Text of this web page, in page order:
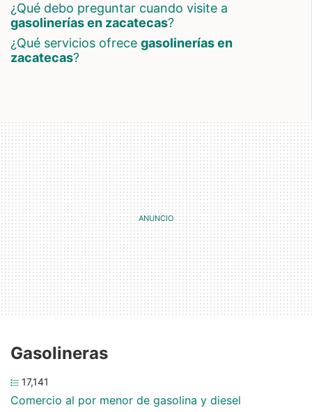
¿qué debo preguntar cuando visite a
gasolinerías en zacatecas?
¿qué servicios ofrece gasolinerías en
zacatecas?
Gasolineras
17,141
Comercio al por menor de gasolina y diesel